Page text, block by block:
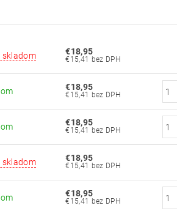
skladom €18,95
€15,41 bez DPH
€18,95
€15,41 bez DPH
€18,95
€15,41 bez DPH
skladom €18,95
€15,41 bez DPH
€18,95
€15,41 bez DPH